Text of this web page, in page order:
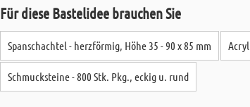
Für diese Bastelidee brauchen Sie
Spanschachtel - herzförmig, Höhe 35 - 90 x 85 mm
Schmucksteine - 800 Stk. Pkg., eckig u. rund